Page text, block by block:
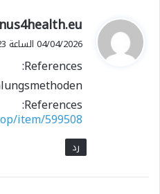
ي
ق
ل
04/04/2026 الساعة 22:23
References:
References:
item/599508
رد